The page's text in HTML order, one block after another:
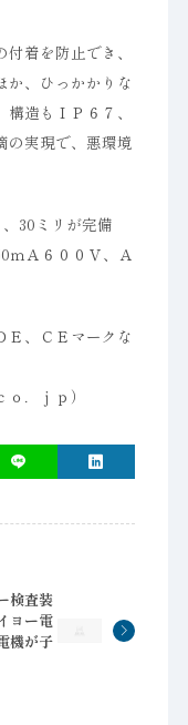
着を防止でき、
か、ひっかかりな
造もＩＰ６７、
の実現で、悪環境
30ミリが完備
ｍＡ６００Ｖ、Ａ
Ｅ、ＣＥマークな
．ｊｐ）
検査装
ヨー電
機が子